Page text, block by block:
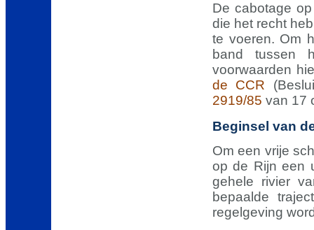
De cabotage
die het recht
te voeren. Om
band tussen
voorwaarden
de CCR
2919/85 van 17
Beginsel van
Om een vrije
op de Rijn een
gehele rivier
bepaalde
regelgeving